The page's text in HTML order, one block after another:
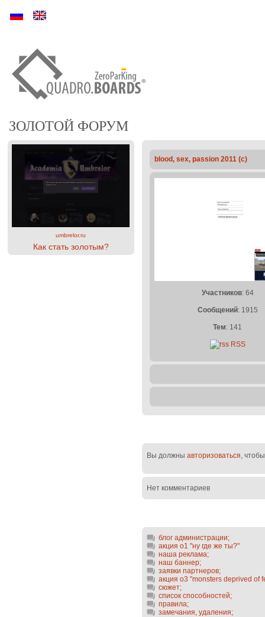
Ру En
ЗОЛОТОЙ ФОРУМ
umbrelor.ru
Как стать золотым?
blood, sex, passion 2011 (c)
Участников: 64
Сообщений: 1915
Тем: 141
RSS
Вы должны авторизоваться,
Нет комментариев
блог администрации;
акция o1 "ну где же ты?"
наша реклама;
наш баннер;
заявки партнеров;
акция о3 "monsters deprived of
сюжет;
список способностей;
правила;
замечания, удаления;